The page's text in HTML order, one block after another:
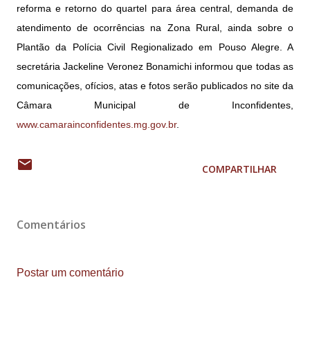
reforma e retorno do quartel para área central, demanda de
atendimento de ocorrências na Zona Rural, ainda sobre o
Plantão da Polícia Civil Regionalizado em Pouso Alegre. A
secretária Jackeline Veronez Bonamichi informou que todas as
comunicações, ofícios, atas e fotos serão publicados no site da
Câmara Municipal de Inconfidentes,
www.camarainconfidentes.mg.gov.br.
COMPARTILHAR
Comentários
Postar um comentário